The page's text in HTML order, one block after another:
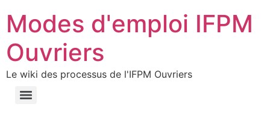
Modes d'emploi IFPM
Ouvriers
Le wiki des processus de l'IFPM Ouvriers